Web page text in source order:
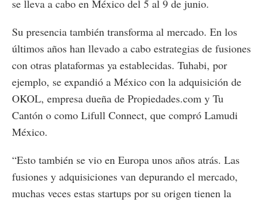
se lleva a cabo en México del 5 al 9 de junio.
Su presencia también transforma al mercado. En los
últimos años han llevado a cabo estrategias de fusiones
con otras plataformas ya establecidas. Tuhabi, por
ejemplo, se expandió a México con la adquisición de
OKOL, empresa dueña de Propiedades.com y Tu
Cantón o como Lifull Connect, que compró Lamudi
México.
“Esto también se vio en Europa unos años atrás. Las
fusiones y adquisiciones van depurando el mercado,
muchas veces estas startups por su origen tienen la